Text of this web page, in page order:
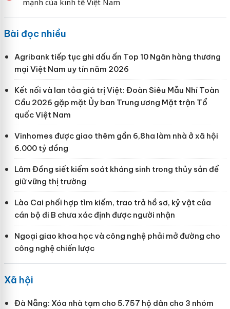
mạnh của kinh tế Việt Nam
Bài đọc nhiều
Agribank tiếp tục ghi dấu ấn Top 10 Ngân hàng thương
mại Việt Nam uy tín năm 2026
Kết nối và lan tỏa giá trị Việt: Đoàn Siêu Mẫu Nhí Toàn
Cầu 2026 gặp mặt Ủy ban Trung ương Mặt trận Tổ
quốc Việt Nam
Vinhomes được giao thêm gần 6,8ha làm nhà ở xã hội
6.000 tỷ đồng
Lâm Đồng siết kiểm soát kháng sinh trong thủy sản để
giữ vững thị trường
Lào Cai phối hợp tìm kiếm, trao trả hồ sơ, kỷ vật của
cán bộ đi B chưa xác định được người nhận
Ngoại giao khoa học và công nghệ phải mở đường cho
công nghệ chiến lược
Xã hội
Đà Nẵng: Xóa nhà tạm cho 5.757 hộ dân cho 3 nhóm